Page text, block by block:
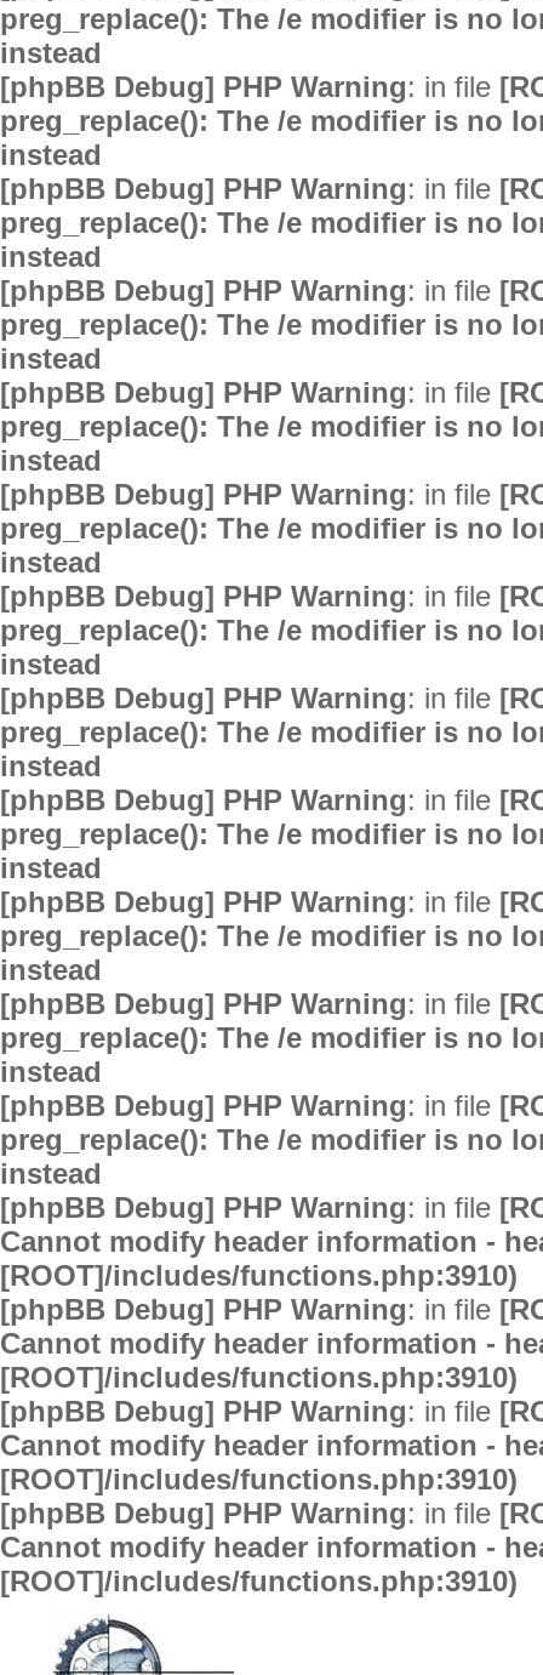
preg_replace(): The /e modifier is no
instead
[phpBB Debug] PHP Warning: in file
preg_replace(): The /e modifier is no
instead
[phpBB Debug] PHP Warning: in file
preg_replace(): The /e modifier is no
instead
[phpBB Debug] PHP Warning: in file
preg_replace(): The /e modifier is no
instead
[phpBB Debug] PHP Warning: in file
preg_replace(): The /e modifier is no
instead
[phpBB Debug] PHP Warning: in file
preg_replace(): The /e modifier is no
instead
[phpBB Debug] PHP Warning: in file
preg_replace(): The /e modifier is no
instead
[phpBB Debug] PHP Warning: in file
preg_replace(): The /e modifier is no
instead
[phpBB Debug] PHP Warning: in file
preg_replace(): The /e modifier is no
instead
[phpBB Debug] PHP Warning: in file
preg_replace(): The /e modifier is no
instead
[phpBB Debug] PHP Warning: in file
preg_replace(): The /e modifier is no
instead
[phpBB Debug] PHP Warning: in file
preg_replace(): The /e modifier is no
instead
[phpBB Debug] PHP Warning: in file
Cannot modify header information -
[ROOT]/includes/functions.php:3910)
[phpBB Debug] PHP Warning: in file
Cannot modify header information -
[ROOT]/includes/functions.php:3910)
[phpBB Debug] PHP Warning: in file
Cannot modify header information -
[ROOT]/includes/functions.php:3910)
[phpBB Debug] PHP Warning: in file
Cannot modify header information -
[ROOT]/includes/functions.php:3910)